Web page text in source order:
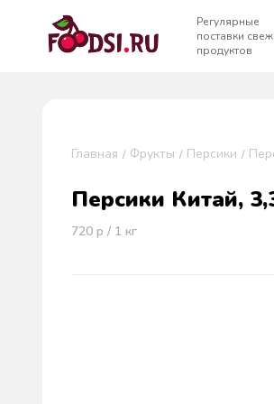
Регулярные
поставки
продуктов
Главная Фрукты Персики
Персики Китай,
720 р / 1 кг